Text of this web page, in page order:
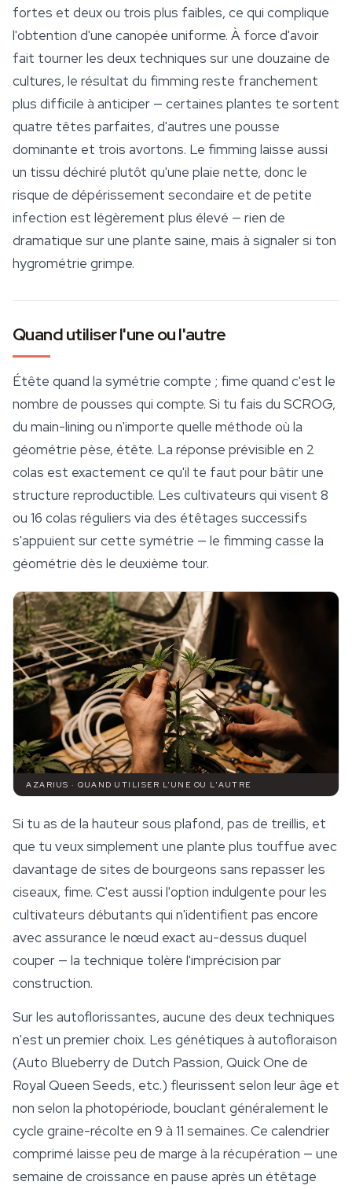
fortes et deux ou trois plus faibles, ce qui complique
l'obtention d'une canopée uniforme. À force d'avoir
fait tourner les deux techniques sur une douzaine de
cultures, le résultat du fimming reste franchement
plus difficile à anticiper — certaines plantes te sortent
quatre têtes parfaites, d'autres une pousse
dominante et trois avortons. Le fimming laisse aussi
un tissu déchiré plutôt qu'une plaie nette, donc le
risque de dépérissement secondaire et de petite
infection est légèrement plus élevé — rien de
dramatique sur une plante saine, mais à signaler si ton
hygrométrie grimpe.
Quand utiliser l'une ou l'autre
Étête quand la symétrie compte ; fime quand c'est le
nombre de pousses qui compte. Si tu fais du SCROG,
du main-lining ou n'importe quelle méthode où la
géométrie pèse, étête. La réponse prévisible en 2
colas est exactement ce qu'il te faut pour bâtir une
structure reproductible. Les cultivateurs qui visent 8
ou 16 colas réguliers via des étêtages successifs
s'appuient sur cette symétrie — le fimming casse la
géométrie dès le deuxième tour.
AZARIUS · QUAND UTILISER L'UNE OU L'AUTRE
Si tu as de la hauteur sous plafond, pas de treillis, et
que tu veux simplement une plante plus touffue avec
davantage de sites de bourgeons sans repasser les
ciseaux, fime. C'est aussi l'option indulgente pour les
cultivateurs débutants qui n'identifient pas encore
avec assurance le nœud exact au-dessus duquel
couper — la technique tolère l'imprécision par
construction.
Sur les autoflorissantes, aucune des deux techniques
n'est un premier choix. Les génétiques à autofloraison
(Auto Blueberry de Dutch Passion, Quick One de
Royal Queen Seeds, etc.) fleurissent selon leur âge et
non selon la photopériode, bouclant généralement le
cycle graine-récolte en 9 à 11 semaines. Ce calendrier
comprimé laisse peu de marge à la récupération — une
semaine de croissance en pause après un étêtage